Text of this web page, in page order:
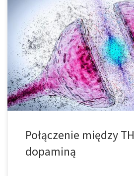
Dopamina odpowiedzialna jest za
oraz poznawcze, a w tym nastrój,
wpływa na uwalnianie dopaminy na
zwiększać lub zmniejszać poziom
coraz powszechniejszej legalizacji
świata, debata na temat jej wpływu na
wciąż jak […]
Połączenie między
dopaminą